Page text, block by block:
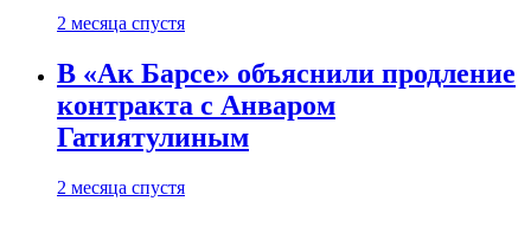
2 месяца спустя
В «Ак Барсе» объяснили продление
контракта с Анваром
Гатиятулиным
2 месяца спустя